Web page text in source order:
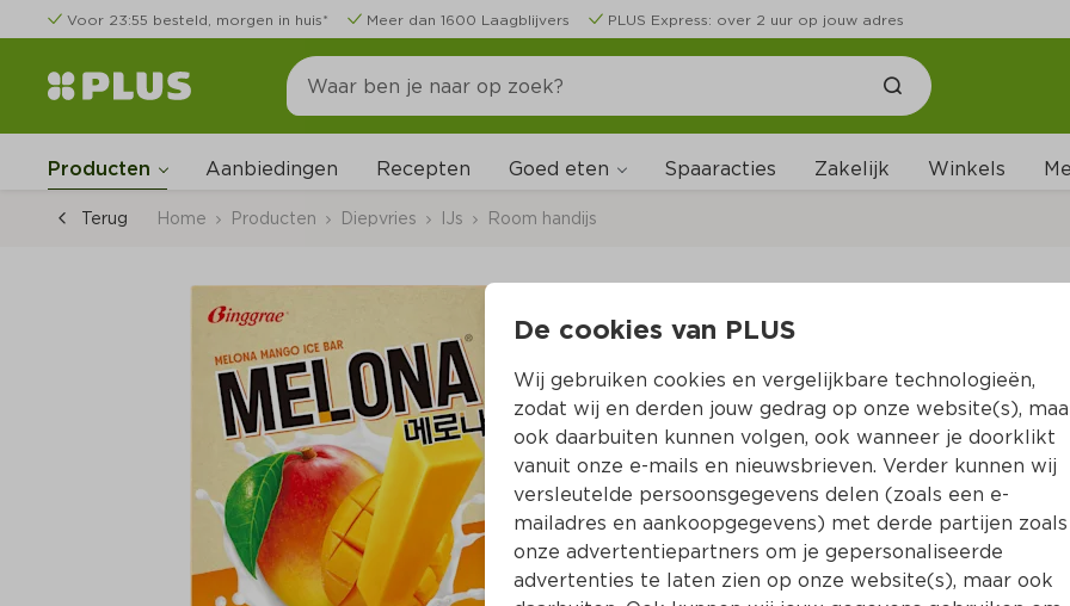
Voor 23:55 besteld, morgen in huis* Meer dan 1600 Laagblijvers PLUS Express: over 2 uur op jouw adres
Producten Aanbiedingen Recepten Goed eten Spaaracties Zakelijk Winkels
Terug Home Producten Diepvries IJs Room handijs
Binggrae Melona
Per Doos 560 ml  (per liter €9.80)
5.49
Toevoegen
De cookies van PLUS
Wij gebruiken cookies en vergelijkbare technologieën,
zodat wij en derden jouw gedrag op onze website(s),
ook daarbuiten kunnen volgen, ook wanneer je doorklikt
vanuit onze e-mails en nieuwsbrieven. Verder kunnen wij
versleutelde persoonsgegevens delen (zoals een e-
mailadres en aankoopgegevens) met derde partijen zoals
onze advertentiepartners om je gepersonaliseerde
advertenties te laten zien op onze website(s), maar ook